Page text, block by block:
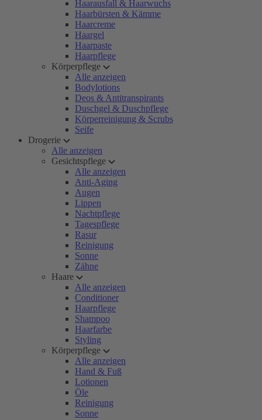
Haarausfall & Haarwuchs
Haarbürsten & Kämme
Haarcreme
Haargel
Haarpaste
Haarpflege
Körperpflege
Alle anzeigen
Bodylotions
Deos & Antitranspirants
Duschgel & Duschpflege
Körperreinigung & Scrubs
Seife
Drogerie
Alle anzeigen
Gesichtspflege
Alle anzeigen
Anti-Aging
Augen
Lippen
Nachtpflege
Tagespflege
Rasur
Reinigung
Sonne
Zähne
Haare
Alle anzeigen
Conditioner
Haarpflege
Shampoo
Haarfarbe
Styling
Körperpflege
Alle anzeigen
Hand & Fuß
Lotionen
Öle
Reinigung
Sonne